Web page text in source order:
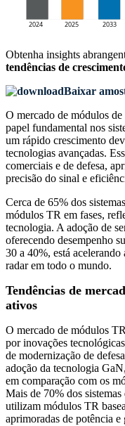
Obtenha insights
tendências de
Baixar
O mercado de módulos
papel fundamental nos
um rápido crescimento
tecnologias avançadas.
comerciais e de defesa,
precisão do sinal e
Cerca de 65% dos
módulos TR em fases,
tecnologia. A adoção de
oferecendo desempenho
30 a 40%, está acelerando
radar em todo o mundo.
Tendências de
ativos
O mercado de módulos
por inovações
de modernização de
adoção da tecnologia
em comparação com os
Mais de 70% dos
utilizam módulos TR
aprimoradas de potência